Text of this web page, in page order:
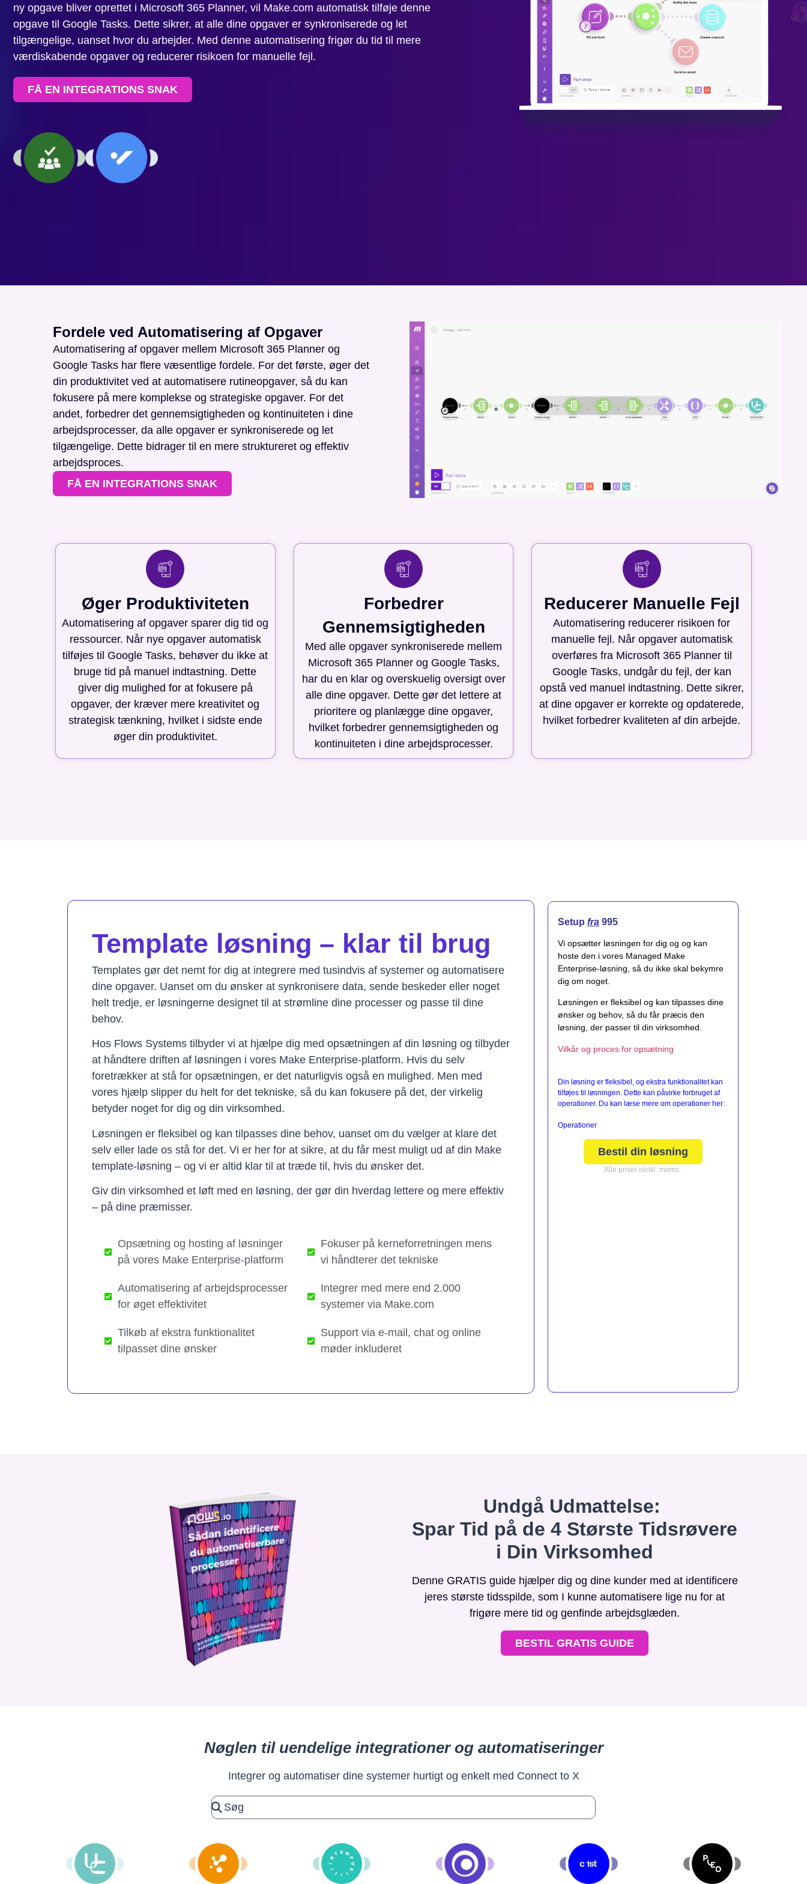
ny opgave bliver oprettet i Microsoft 365 Planner, vil Make.com automatisk tilføje denne
opgave til Google Tasks. Dette sikrer, at alle dine opgaver er synkroniserede og let
tilgængelige, uanset hvor du arbejder. Med denne automatisering frigør du tid til mere
værdiskabende opgaver og reducerer risikoen for manuelle fejl.
FÅ EN INTEGRATIONS SNAK
Fordele ved Automatisering af Opgaver
Automatisering af opgaver mellem Microsoft 365 Planner og
Google Tasks har flere væsentlige fordele. For det første, øger det
din produktivitet ved at automatisere rutineopgaver, så du kan
fokusere på mere komplekse og strategiske opgaver. For det
andet, forbedrer det gennemsigtigheden og kontinuiteten i dine
arbejdsprocesser, da alle opgaver er synkroniserede og let
tilgængelige. Dette bidrager til en mere struktureret og effektiv
arbejdsproces.
FÅ EN INTEGRATIONS SNAK
Øger Produktiviteten
Automatisering af opgaver sparer dig tid og
ressourcer. Når nye opgaver automatisk
tilføjes til Google Tasks, behøver du ikke at
bruge tid på manuel indtastning. Dette
giver dig mulighed for at fokusere på
opgaver, der kræver mere kreativitet og
strategisk tænkning, hvilket i sidste ende
øger din produktivitet.
Forbedrer
Gennemsigtigheden
Med alle opgaver synkroniserede mellem
Microsoft 365 Planner og Google Tasks,
har du en klar og overskuelig oversigt over
alle dine opgaver. Dette gør det lettere at
prioritere og planlægge dine opgaver,
hvilket forbedrer gennemsigtigheden og
kontinuiteten i dine arbejdsprocesser.
Reducerer Manuelle Fejl
Automatisering reducerer risikoen for
manuelle fejl. Når opgaver automatisk
overføres fra Microsoft 365 Planner til
Google Tasks, undgår du fejl, der kan
opstå ved manuel indtastning. Dette sikrer,
at dine opgaver er korrekte og opdaterede,
hvilket forbedrer kvaliteten af din arbejde.
Template løsning – klar til brug
Templates gør det nemt for dig at integrere med tusindvis af systemer og automatisere
dine opgaver. Uanset om du ønsker at synkronisere data, sende beskeder eller noget
helt tredje, er løsningerne designet til at strømline dine processer og passe til dine
behov.
Hos Flows Systems tilbyder vi at hjælpe dig med opsætningen af din løsning og tilbyder
at håndtere driften af løsningen i vores Make Enterprise-platform. Hvis du selv
foretrækker at stå for opsætningen, er det naturligvis også en mulighed. Men med
vores hjælp slipper du helt for det tekniske, så du kan fokusere på det, der virkelig
betyder noget for dig og din virksomhed.
Løsningen er fleksibel og kan tilpasses dine behov, uanset om du vælger at klare det
selv eller lade os stå for det. Vi er her for at sikre, at du får mest muligt ud af din Make
template-løsning – og vi er altid klar til at træde til, hvis du ønsker det.
Giv din virksomhed et løft med en løsning, der gør din hverdag lettere og mere effektiv
– på dine præmisser.
Opsætning og hosting af løsninger
på vores Make Enterprise-platform
Automatisering af arbejdsprocesser
for øget effektivitet
Tilkøb af ekstra funktionalitet
tilpasset dine ønsker​
Fokuser på kerneforretningen mens
vi håndterer det tekniske​
Integrer med mere end 2.000
systemer via Make.com
Support via e-mail, chat og online
møder inkluderet
Setup fra 995
Vi opsætter løsningen for dig og og kan
hoste den i vores Managed Make
Enterprise-løsning, så du ikke skal bekymre
dig om noget.
Løsningen er fleksibel og kan tilpasses dine
ønsker og behov, så du får præcis den
løsning, der passer til din virksomhed.
Vilkår og proces for opsætning
Din løsning er fleksibel, og ekstra funktionalitet kan
tilføjes til løsningen. Dette kan påvirke forbruget af
operationer. Du kan læse mere om operationer her:
Operationer
Bestil din løsning
Alle priser ekskl. moms.
Undgå Udmattelse:
Spar Tid på de 4 Største Tidsrøvere
i Din Virksomhed
Denne GRATIS guide hjælper dig og dine kunder med at identificere
jeres største tidsspilde, som I kunne automatisere lige nu for at
frigøre mere tid og genfinde arbejdsglæden.
BESTIL GRATIS GUIDE
Nøglen til uendelige integrationer og automatiseringer
Integrer og automatiser dine systemer hurtigt og enkelt med Connect to X